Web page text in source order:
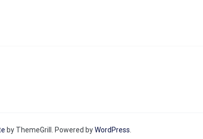
by ThemeGrill. Powered byWordPress